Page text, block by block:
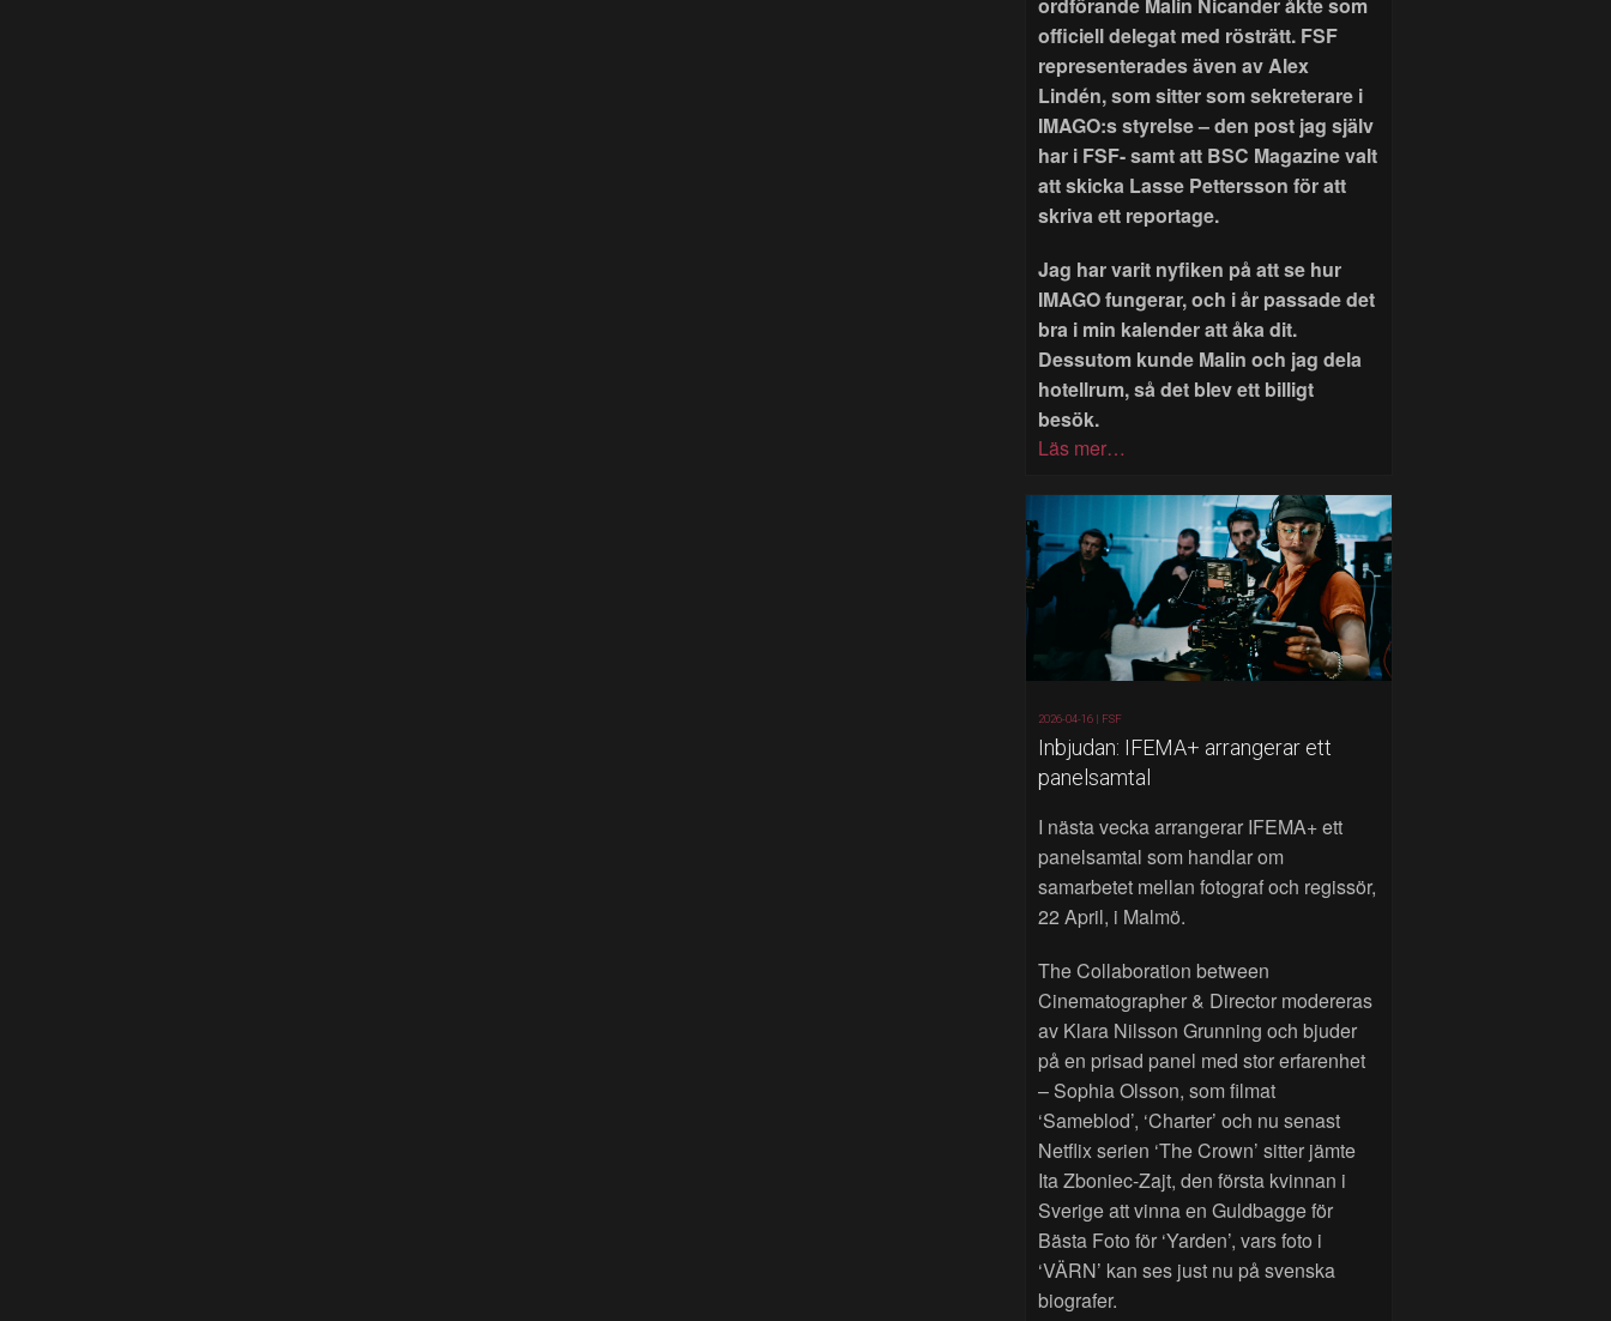
ordförande Malin Nicander åkte som
officiell delegat med rösträtt. FSF
representerades även av Alex
Lindén, som sitter som sekreterare i
IMAGO:s styrelse – den post jag själv
har i FSF- samt att BSC Magazine valt
att skicka Lasse Pettersson för att
skriva ett reportage.
Jag har varit nyfiken på att se hur
IMAGO fungerar, och i år passade det
bra i min kalender att åka dit.
Dessutom kunde Malin och jag dela
hotellrum, så det blev ett billigt
besök.
Läs mer…
2026-04-16 | FSF
Inbjudan: IFEMA+ arrangerar ett
panelsamtal
I nästa vecka arrangerar IFEMA+ ett
panelsamtal som handlar om
samarbetet mellan fotograf och regissör,
22 April, i Malmö.
The Collaboration between
Cinematographer & Director modereras
av Klara Nilsson Grunning och bjuder
på en prisad panel med stor erfarenhet
– Sophia Olsson, som filmat
‘Sameblod’, ‘Charter’ och nu senast
Netflix serien ‘The Crown’ sitter jämte
Ita Zboniec-Zajt, den första kvinnan i
Sverige att vinna en Guldbagge för
Bästa Foto för ‘Yarden’, vars foto i
‘VÄRN’ kan ses just nu på svenska
biografer.